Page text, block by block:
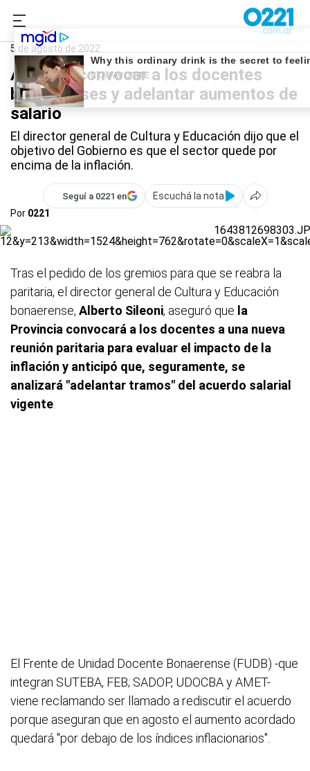
0221.com.ar
5 de agosto de 2022
Analizan convocar a los docentes
bonaerenses y adelantar aumentos de
salario
El director general de Cultura y Educación dijo que el
objetivo del Gobierno es que el sector quede por
encima de la inflación.
Seguí a 0221 en
Escuchá la nota
Por 0221
Tras el pedido de los gremios para que se reabra la
paritaria, el director general de Cultura y Educación
bonaerense, Alberto Sileoni, aseguró que la
Provincia convocará a los docentes a una nueva
reunión paritaria para evaluar el impacto de la
inflación y anticipó que, seguramente, se
analizará "adelantar tramos" del acuerdo salarial
vigente
El Frente de Unidad Docente Bonaerense (FUDB) -que
integran SUTEBA, FEB; SADOP, UDOCBA y AMET-
viene reclamando ser llamado a rediscutir el acuerdo
porque aseguran que en agosto el aumento acordado
quedará "por debajo de los índices inflacionarios".